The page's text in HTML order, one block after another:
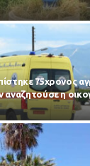
75χρονος
η